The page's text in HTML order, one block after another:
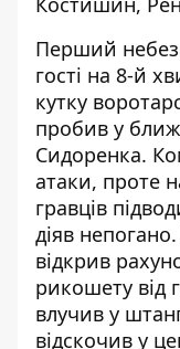
Перший
гості на 8-й
кутку
пробив у
Сидоренка.
атаки, проте
гравців
діяв
відкрив
рикошету від
влучив у
відскочив у